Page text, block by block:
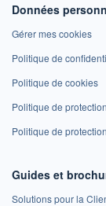
Données
Gérer mes cookies
Politique de
Politique de cookies
Politique de
Politique de
Guides et
Solutions pour la